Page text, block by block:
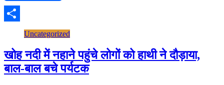
Uncategorized
खोह नदी में नहाने पहुंचे लोगों को हाथी ने दौड़ाया,
बाल-बाल बचे पर्यटक